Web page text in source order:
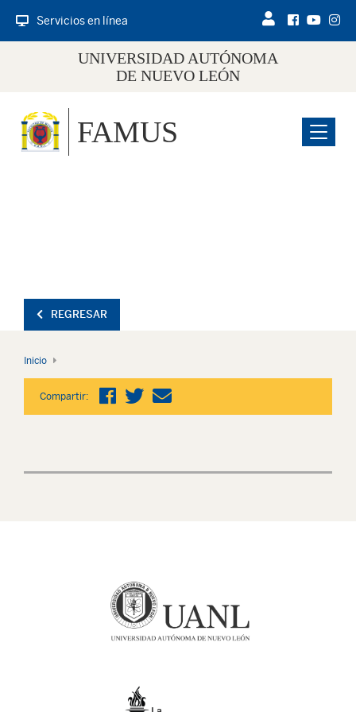
Servicios en línea
UNIVERSIDAD AUTÓNOMA
DE NUEVO LEÓN
Menu
FAMUS
REGRESAR
Inicio
Compartir: